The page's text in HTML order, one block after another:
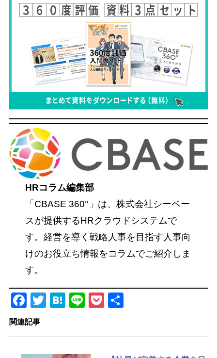
HRコラム編集部
「CBASE 360°」は、株式会社シーベー
スが提供するHRクラウドシステムで
す。経営を導く戦略人事を目指す人事向
けのお役立ち情報をコラムでご紹介しま
す。
Facebook
Twitter
Hatena
LinePocket
関連記事